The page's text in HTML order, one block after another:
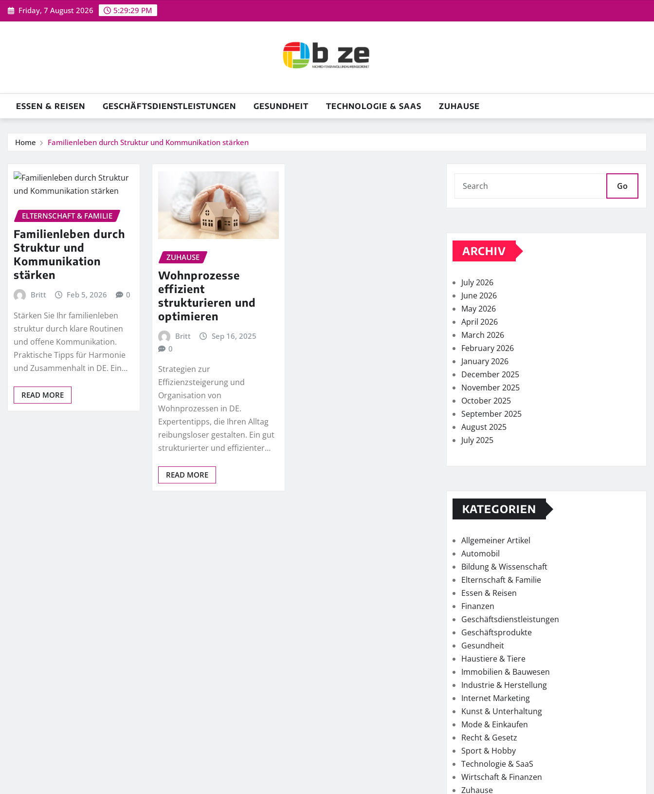
Skip
to
Friday, 7 August 2026 5:29:30 PM
ESSEN & REISEN GESCHÄFTSDIENSTLEISTUNGEN GESUNDHEIT TECHNOLOGIE & SAAS ZUHAUSE
Home Familienleben durch Struktur und Kommunikation stärken
ELTERNSCHAFT & FAMILIE
Familienleben durch
Struktur und
Kommunikation
stärken
Britt Feb 5, 2026 0
Stärken Sie Ihr familienleben
struktur durch klare Routinen
und offene Kommunikation.
Praktische Tipps für Harmonie
und Zusammenhalt in DE. Ein…
READ MORE
ZUHAUSE
Wohnprozesse
effizient
strukturieren und
optimieren
Britt
Sep 16, 2025
0
Strategien zur
Effizienzsteigerung und
Organisation von
Wohnprozessen in DE.
Expertentipps, die Ihren Alltag
reibungsloser gestalten. Ein gut
strukturierter und effizienter…
READ MORE
Go
ARCHIV
July 2026
June 2026
May 2026
April 2026
March 2026
February 2026
January 2026
December 2025
November 2025
October 2025
September 2025
August 2025
July 2025
KATEGORIEN
Allgemeiner Artikel
Automobil
Bildung & Wissenschaft
Elternschaft & Familie
Essen & Reisen
Finanzen
Geschäftsdienstleistungen
Geschäftsprodukte
Gesundheit
Haustiere & Tiere
Immobilien & Bauwesen
Industrie & Herstellung
Internet Marketing
Kunst & Unterhaltung
Mode & Einkaufen
Recht & Gesetz
Sport & Hobby
Technologie & SaaS
Wirtschaft & Finanzen
Zuhause